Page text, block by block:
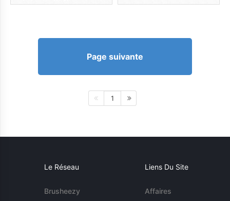
Page suivante
1
Le Réseau
Brusheezy
Liens Du Site
Affaires